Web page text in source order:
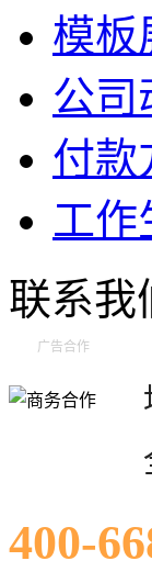
模板
公司
付款
工作
联系我
广告合作
400-